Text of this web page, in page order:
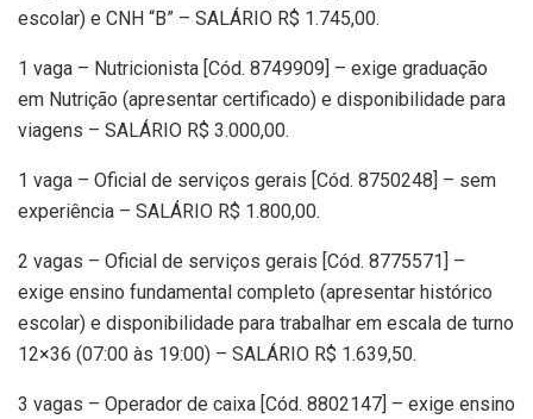
escolar) e CNH “B” – SALÁRIO R$ 1.745,00.
1 vaga – Nutricionista [Cód. 8749909] – exige graduação
em Nutrição (apresentar certificado) e disponibilidade para
viagens – SALÁRIO R$ 3.000,00.
1 vaga – Oficial de serviços gerais [Cód. 8750248] – sem
experiência – SALÁRIO R$ 1.800,00.
2 vagas – Oficial de serviços gerais [Cód. 8775571] –
exige ensino fundamental completo (apresentar histórico
escolar) e disponibilidade para trabalhar em escala de turno
12×36 (07:00 às 19:00) – SALÁRIO R$ 1.639,50.
3 vagas – Operador de caixa [Cód. 8802147] – exige ensino